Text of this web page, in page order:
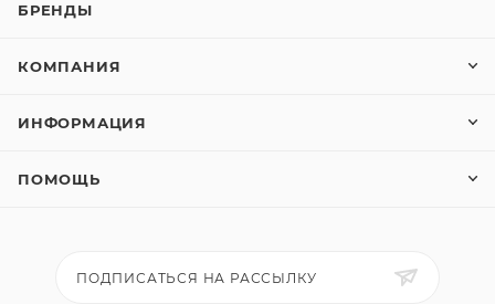
БРЕНДЫ
КОМПАНИЯ
ИНФОРМАЦИЯ
ПОМОЩЬ
ПОДПИСАТЬСЯ НА РАССЫЛКУ